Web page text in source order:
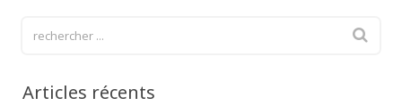
Articles récents